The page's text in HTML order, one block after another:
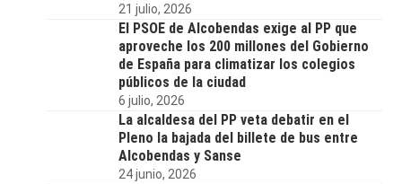
21 julio, 2026
El PSOE de Alcobendas exige al PP que
aproveche los 200 millones del Gobierno
de España para climatizar los colegios
públicos de la ciudad
6 julio, 2026
La alcaldesa del PP veta debatir en el
Pleno la bajada del billete de bus entre
Alcobendas y Sanse
24 junio, 2026